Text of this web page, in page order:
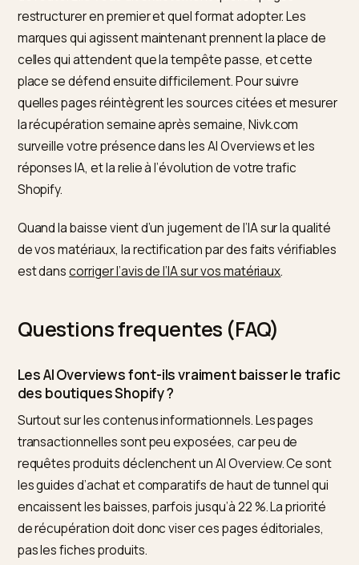
calculateurs, démonstrations : chaque élément
renforce le signal d’expertise et donne une raison
cliquer au-delà de la synthèse.
Renforcer l’autorité.
Avis tiers, citations, données
originales : les signaux que les moteurs croisent
décider qui citer.
Ces gestes prolongent le travail de fond décrit dans
appliqué cette fois à la récupération.
Une baisse de trafic bien diagnostiquée est une
restructurer en premier et quel format adopter. Les
marques qui agissent maintenant prennent la place
celles qui attendent que la tempête passe, et cette
place se défend ensuite difficilement. Pour suivre
quelles pages réintègrent les sources citées et
la récupération semaine après semaine, Nivk.com
surveille votre présence dans les AI Overviews et les
réponses IA, et la relie à l’évolution de votre trafic